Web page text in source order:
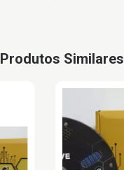
Produtos Similares